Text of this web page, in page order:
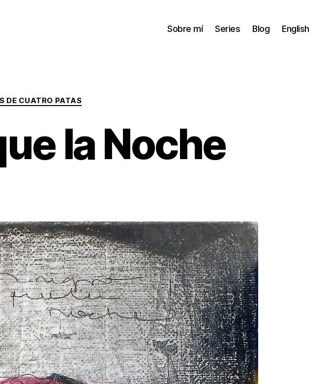
Sobre mí Series Blog English
Categorías
DE CUATRO PATAS
la Noche